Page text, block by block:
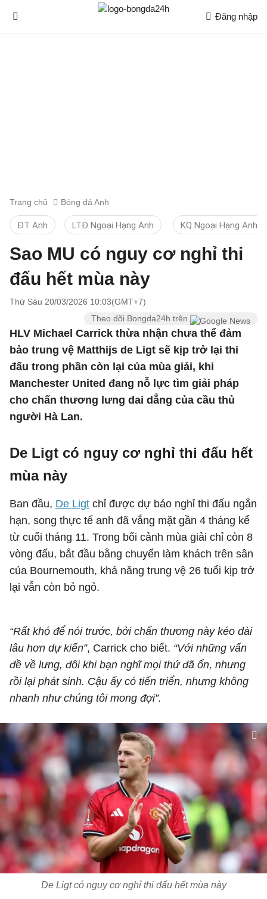
Đăng nhập
Trang chủ Bóng đá Anh
ĐT Anh LTĐ Ngoại Hạng Anh KQ Ngoại Hạng Anh
Sao MU có nguy cơ nghỉ thi
đấu hết mùa này
Thứ Sáu 20/03/2026 10:03(GMT+7)
Theo dõi Bongda24h trên
HLV Michael Carrick thừa nhận chưa thể đảm
bảo trung vệ Matthijs de Ligt sẽ kịp trở lại thi
đấu trong phần còn lại của mùa giải, khi
Manchester United đang nỗ lực tìm giải pháp
cho chấn thương lưng dai dẳng của cầu thủ
người Hà Lan.
De Ligt có nguy cơ nghỉ thi đấu hết
mùa này
Ban đầu, De Ligt chỉ được dự báo nghỉ thi đấu ngắn
hạn, song thực tế anh đã vắng mặt gần 4 tháng kể
từ cuối tháng 11. Trong bối cảnh mùa giải chỉ còn 8
vòng đấu, bắt đầu bằng chuyến làm khách trên sân
của Bournemouth, khả năng trung vệ 26 tuổi kịp trở
lại vẫn còn bỏ ngỏ.
“Rất khó để nói trước, bởi chấn thương này kéo dài
lâu hơn dự kiến”, Carrick cho biết. “Với những vấn
đề về lưng, đôi khi bạn nghĩ mọi thứ đã ổn, nhưng
rồi lại phát sinh. Cậu ấy có tiến triển, nhưng không
nhanh như chúng tôi mong đợi”.
De Ligt có nguy cơ nghỉ thi đấu hết mùa này